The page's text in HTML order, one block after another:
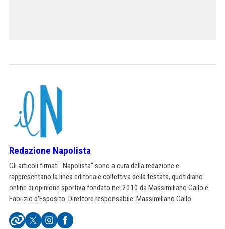
Redazione Napolista
Gli articoli firmati "Napolista" sono a cura della redazione e
rappresentano la linea editoriale collettiva della testata, quotidiano
online di opinione sportiva fondato nel 2010 da Massimiliano Gallo e
Fabrizio d'Esposito. Direttore responsabile: Massimiliano Gallo.